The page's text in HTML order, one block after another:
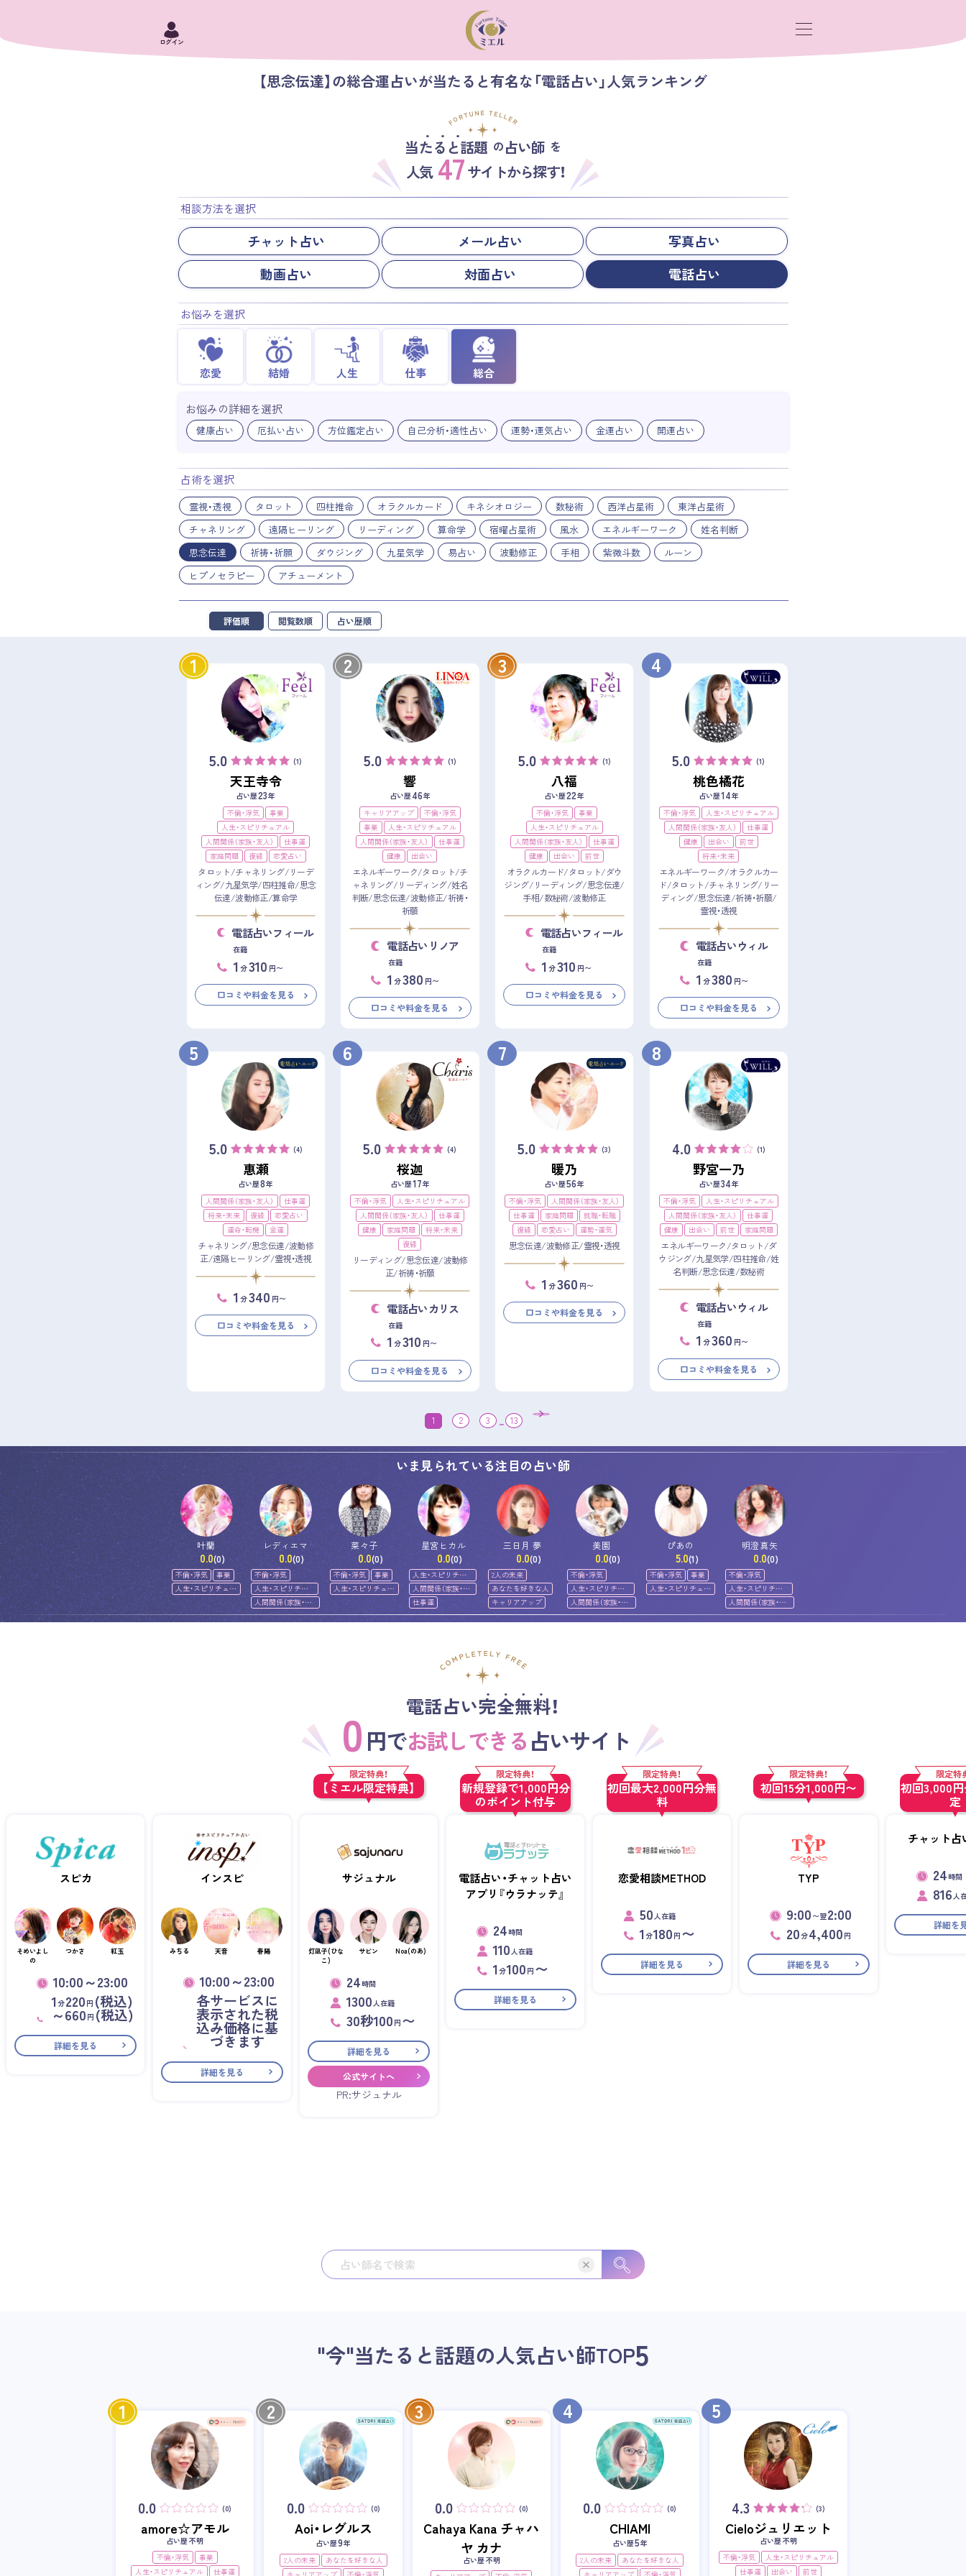
ログイン
【思念伝達】の総合運占いが当たると有名な「電話占い」人気ランキング
当たると話題 の占い師 を
人気 47 サイトから探す！
相談方法を選択
チャット占い メール占い
写真占い
動画占い
対面占い 電話占い
お悩みを選択
恋愛 結婚 人生 仕事 総合
お悩みの詳細を選択
健康占い 厄払い占い 方位鑑定占い 自己分析・適性占い 運勢・運気占い 金運占い 開運占い
占術を選択
霊視・透視 タロット 四柱推命 オラクルカード キネシオロジー 数秘術 西洋占星術
東洋占星術
チャネリング
遠隔ヒーリング リーディング 算命学 宿曜占星術 風水 エネルギーワーク
姓名判断
思念伝達
祈祷・祈願 ダウジング 九星気学 易占い 波動修正 手相 紫微斗数
ルーン
ヒプノセラピー
アチューメント
評価順 閲覧数順 占い歴順
1
5.0 (1)
天王寺令
占い歴23年
不倫・浮気
事業
人生・スピリチュアル
人間関係（家族・友人）
仕事運
家庭問題
復縁 恋愛占い
タロット/チャネリング/リーデ
ィング/九星気学/四柱推命/思念
伝達/波動修正/算命学
電話占いフィール
在籍
1 分310 円〜
口コミや料金を見る
2
5.0 (1)
響
占い歴46年
キャリアアップ
不倫・浮気
事業
人生・スピリチュアル
人間関係（家族・友人）
仕事運
健康
出会い
エネルギーワーク/タロット/チ
ャネリング/リーディング/姓名
判断/思念伝達/波動修正/祈祷・
祈願
電話占いリノア
在籍
1 分380 円〜
口コミや料金を見る
3
5.0 (1)
八福
占い歴22年
不倫・浮気
事業
人生・スピリチュアル
人間関係（家族・友人）
仕事運
健康
出会い 前世
オラクルカード/タロット/ダウ
ジング/リーディング/思念伝達/
手相/数秘術/波動修正
電話占いフィール
在籍
1 分310 円〜
口コミや料金を見る
4
5.0 (1)
桃色橘花
占い歴14年
不倫・浮気
人生・スピリチュアル
人間関係（家族・友人）
仕事運
健康
出会い
前世
将来・未来
エネルギーワーク/オラクルカー
ド/タロット/チャネリング/リー
ディング/思念伝達/祈祷・祈願/
霊視・透視
電話占いウィル
在籍
1 分380 円〜
口コミや料金を見る
5
5.0 (4)
惠瀬
占い歴8年
人間関係（家族・友人）
仕事運
将来・未来
復縁
恋愛占い
運命・転機
金運
チャネリング/思念伝達/波動修
正/遠隔ヒーリング/霊視・透視
1 分340 円〜
口コミや料金を見る
6
5.0 (4)
桜迦
占い歴17年
不倫・浮気
人生・スピリチュアル
人間関係（家族・友人）
仕事運
健康
家庭問題
将来・未来
復縁
リーディング/思念伝達/波動修
正/祈祷・祈願
電話占いカリス
在籍
1 分310 円〜
口コミや料金を見る
7
5.0 (3)
暖乃
占い歴56年
不倫・浮気
人間関係（家族・友人）
仕事運
家庭問題
就職・転職
復縁
恋愛占い 運勢・運気
思念伝達/波動修正/霊視・透視
1 分360 円〜
口コミや料金を見る
8
4.0 (1)
野宮一乃
占い歴34年
不倫・浮気
人生・スピリチュアル
人間関係（家族・友人）
仕事運
健康
出会い 前世 家庭問題
エネルギーワーク/タロット/ダ
ウジング/九星気学/四柱推命/姓
名判断/思念伝達/数秘術
電話占いウィル
在籍
1 分360 円〜
口コミや料金を見る
1 2 3 ... 13
いま見られている注目の占い師
叶蘭
0.0(0)
不倫・浮気
事業
人生・スピリチュア
ル
レディエマ
0.0(0)
不倫・浮気
人生・スピリチュ
アル
人間関係（家族・友
人）
菜々子
0.0(0)
不倫・浮気
事業
人生・スピリチュア
ル
星宮ヒカル
0.0(0)
人生・スピリチュ
アル
人間関係（家族・友
人）
仕事運
三日月 夢
0.0(0)
2人の未来
あなたを好きな人
キャリアアップ
美園
0.0(0)
不倫・浮気
人生・スピリチュ
アル
人間関係（家族・友
人）
ぴあの
5.0(1)
不倫・浮気
事業
人生・スピリチュア
ル
明澄真矢
0.0(0)
不倫・浮気
人生・スピリチュ
アル
人間関係（家族・友
人）
電話占い完全無料！
0 円でお試しできる占いサイト
スピカ
そめいよし
の
つかさ 紅玉
10:00～23:00
1分220 円 (税込)
～660 円 (税込)
詳細を見る
インスピ
みちる 天音 春陽
10:00～23:00
各サービスに
表示された税
込み価格に基
づきます
詳細を見る
限定特典！
【ミエル限定特典】
サジュナル
灯凪子(ひな
こ)
サビン Noa(のあ)
24 時間
1300人在籍
30秒100 円 〜
詳細を見る
公式サイトへ
PR:サジュナル
限定特典！
新規登録で1,000円分
のポイント付与
電話占い・チャット占い
アプリ『ウラナッテ』
24 時間
110人在籍
1分100 円 〜
詳細を見る
限定特典！
初回最大2,000円分無
料
恋愛相談METHOD
50人在籍
1分180 円 〜
詳細を見る
限定特典！
初回15分1,000円〜
TYP
9:00 〜翌2:00
20分4,400 円
詳細を見る
限定特
初回3,000
定
チャット占
24 時間
816人
詳細を
"今"当たると話題の人気占い師TOP5
1
0.0 (0)
amore☆アモル
占い歴 不明
不倫・浮気
事業
人生・スピリチュアル
仕事運
2
0.0 (0)
Aoi・レグルス
占い歴9年
2人の未来
あなたを好きな人
3
0.0 (0)
Cahaya Kana チャハ
ヤ カナ
占い歴 不明
4
0.0 (0)
CHIAMI
占い歴5年
2人の未来
あなたを好きな人
5
4.3 (3)
Cieloジュリエット
占い歴 不明
不倫・浮気
人生・スピリチュアル
仕事運
出会い 前世